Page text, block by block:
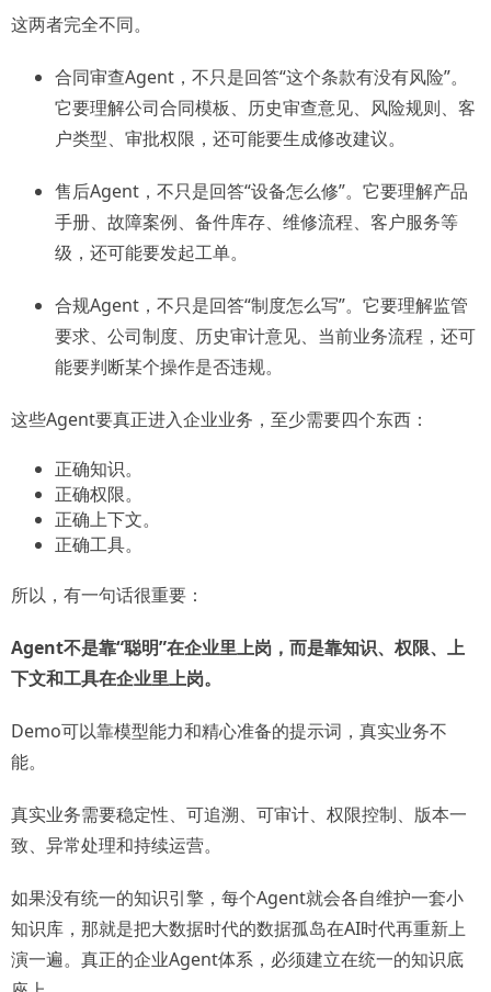
这两者完全不同。
合同审查Agent，不只是回答“这个条款有没有风险”。
它要理解公司合同模板、历史审查意见、风险规则、客
户类型、审批权限，还可能要生成修改建议。
售后Agent，不只是回答“设备怎么修”。它要理解产品
手册、故障案例、备件库存、维修流程、客户服务等
级，还可能要发起工单。
合规Agent，不只是回答“制度怎么写”。它要理解监管
要求、公司制度、历史审计意见、当前业务流程，还可
能要判断某个操作是否违规。
这些Agent要真正进入企业业务，至少需要四个东西：
正确知识。
正确权限。
正确上下文。
正确工具。
所以，有一句话很重要：
Agent不是靠“聪明”在企业里上岗，而是靠知识、权限、上
下文和工具在企业里上岗。
Demo可以靠模型能力和精心准备的提示词，真实业务不
能。
真实业务需要稳定性、可追溯、可审计、权限控制、版本一
致、异常处理和持续运营。
如果没有统一的知识引擎，每个Agent就会各自维护一套小
知识库，那就是把大数据时代的数据孤岛在AI时代再重新上
演一遍。真正的企业Agent体系，必须建立在统一的知识底